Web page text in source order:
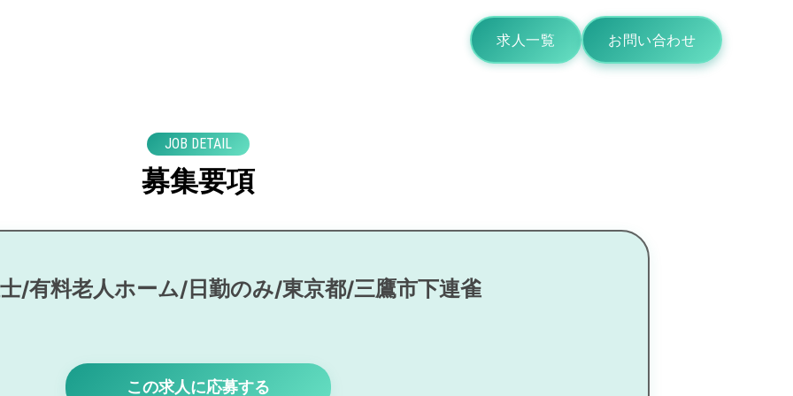
求人一覧 お問い合わせ
JOB DETAIL
募集要項
/有料老人ホーム/日勤のみ/東京都/三鷹市下連雀
この求人に応募する